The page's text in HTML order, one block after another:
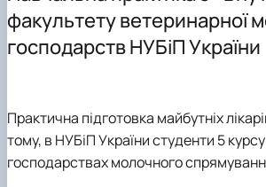
факультету ветеринарної
господарств НУБіП України
Практична підготовка майбутніх
тому, в НУБіП України студенти 5
господарствах молочного